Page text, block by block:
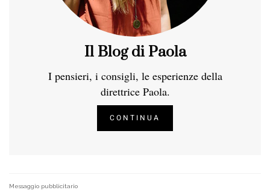
Il Blog di Paola
I pensieri, i consigli, le esperienze della
direttrice Paola.
CONTINUA
Messaggio pubblicitario